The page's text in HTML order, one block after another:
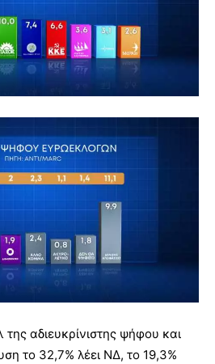
αδιευκρίνιστης ψήφου και
το 32,7% λέει ΝΔ, το 19,3%